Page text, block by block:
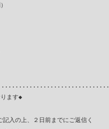
ます◆
入の上、２日前までにご返信く